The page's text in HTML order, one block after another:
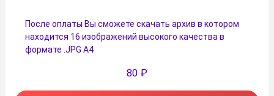
После оплаты Вы сможете скачать архив в котором
находится 16 изображений высокого качества в
формате .JPG А4
80 ₽